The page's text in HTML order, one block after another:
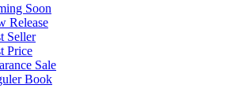
Soon
Release
Seller
Price
Sale
Book